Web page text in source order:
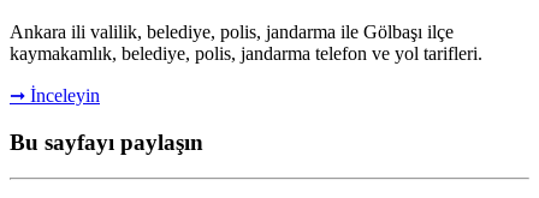
Ankara ili valilik, belediye, polis, jandarma ile Gölbaşı ilçe
kaymakamlık, belediye, polis, jandarma telefon ve yol tarifleri.
➞ İnceleyin
Bu sayfayı paylaşın